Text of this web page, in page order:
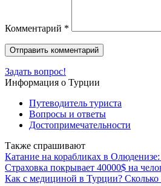
Комментарий *
Задать вопрос!
Информация о Турции
Путеводитель туриста
Вопросы и ответы
Достопримечательности
Также спрашивают
Катание на корабликах в
Страховка покрывает 40000$ на
Как с медициной в Турции? Сколько